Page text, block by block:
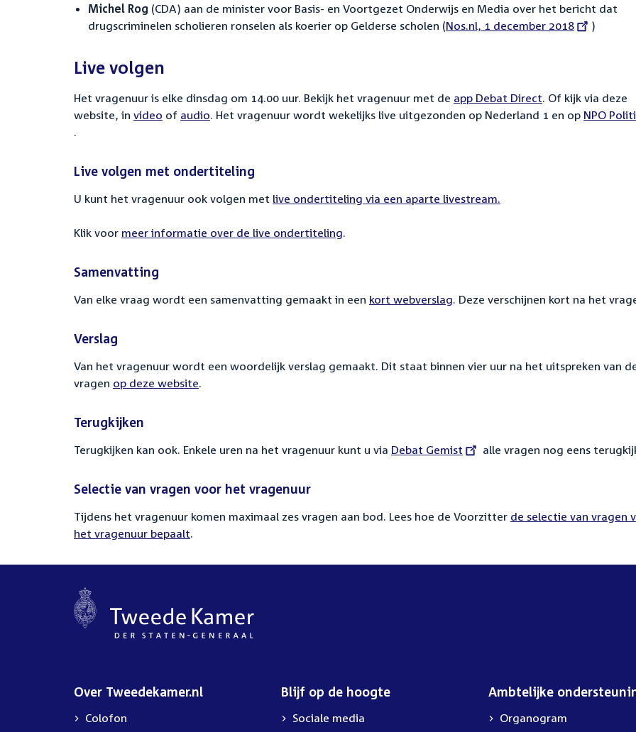
link:
Michel Rog (CDA) aan de minister voor Basis- en Voortgezet Onderwijs en Media over het bericht dat
drugscriminelen scholieren ronselen als koerier op Gelderse scholen (External
Nos.nl, 1 december 2018 )
Live volgen
Het vragenuur is elke dinsdag om 14.00 uur. Bekijk het vragenuur met de app Debat Direct. Of kijk via deze
website, in video of audio. Het vragenuur wordt wekelijks live uitgezonden op Nederland 1 en op External
NPO
.
Live volgen met ondertiteling
U kunt het vragenuur ook volgen met live ondertiteling via een aparte livestream.
Klik voor meer informatie over de live ondertiteling.
Samenvatting
Van elke vraag wordt een samenvatting gemaakt in een kort webverslag. Deze verschijnen kort na het
Verslag
Van het vragenuur wordt een woordelijk verslag gemaakt. Dit staat binnen vier uur na het uitspreken van
vragen op deze website.
Terugkijken
Terugkijken kan ook. Enkele uren na het vragenuur kunt u via External
Debat Gemist alle vragen nog eens
Selectie van vragen voor het vragenuur
Tijdens het vragenuur komen maximaal zes vragen aan bod. Lees hoe de Voorzitter de selectie van vragen
het vragenuur bepaalt.
Over Tweedekamer.nl
Colofon
Blijf op de hoogte
Sociale media
Ambtelijke
Organogram